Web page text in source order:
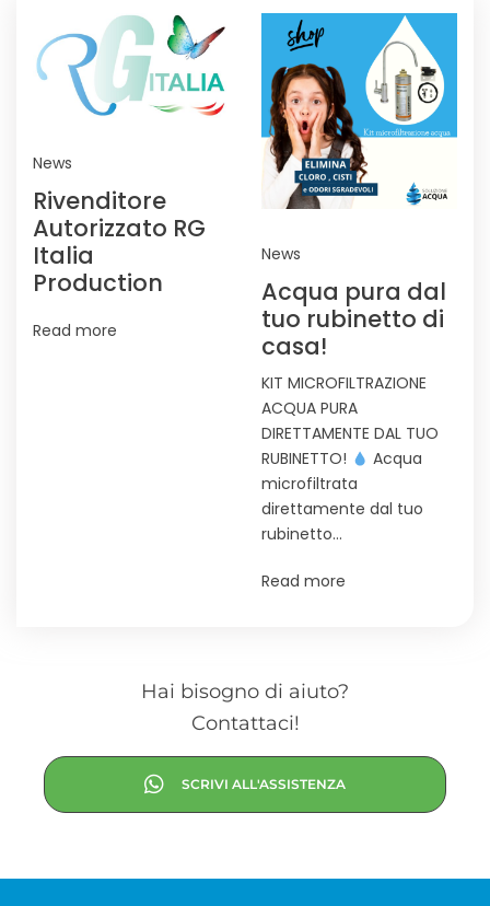
News
Rivenditore
Autorizzato RG
Italia
Production
Read more
News
Acqua pura dal
tuo rubinetto di
casa!
KIT MICROFILTRAZIONE
ACQUA PURA
DIRETTAMENTE DAL TUO
RUBINETTO!
Acqua
microfiltrata
direttamente dal tuo
rubinetto…
Read more
Hai bisogno di aiuto?
Contattaci!
SCRIVI ALL'ASSISTENZA